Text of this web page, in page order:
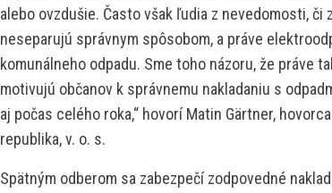
alebo ovzdušie. Často však ľudia z nevedomosti,
neseparujú správnym spôsobom, a práve
komunálneho odpadu. Sme toho názoru, že práve
motivujú občanov k správnemu nakladaniu s
aj počas celého roka,“ hovorí Matin Gärtner,
republika, v. o. s.
Spätným odberom sa zabezpečí zodpovedné